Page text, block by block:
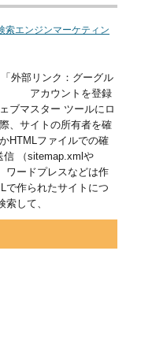
索エンジンマーケティン
外部リンク：グーグル
、 アカウントを登録
ブマスター ツールにロ
サイトの所有者を確
ファイルでの確
信 （sitemap.xmlや
ードプレスなどは作
作られたサイトにつ
検索して、